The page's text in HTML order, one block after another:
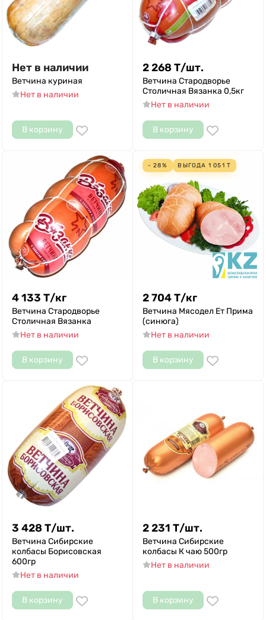
Нет в наличии
Ветчина куриная
Нет в наличии
В корзину
2 268 Т/шт.
Ветчина Стародворье
Столичная Вязанка 0,5кг
Нет в наличии
В корзину
4 133 Т/кг
Ветчина Стародворье
Столичная Вязанка
Нет в наличии
В корзину
- 28% ВЫГОДА 1 051 Т
2 704Т/кг
Ветчина Мясодел Ет Прима
(синюга)
Нет в наличии
В корзину
3 428 Т/шт.
Ветчина Сибирские
колбасы Борисовская
600гр
Нет в наличии
В корзину
2 231 Т/шт.
Ветчина Сибирские
колбасы К чаю 500гр
Нет в наличии
В корзину